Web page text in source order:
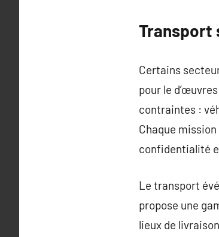
Transport
Certains
pour le
contraintes :
Chaque
confidentialité
Le transport
propose une
lieux de